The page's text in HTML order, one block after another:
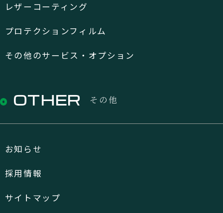
レザーコーティング
プロテクションフィルム
その他のサービス・オプション
OTHER その他
お知らせ
採用情報
サイトマップ